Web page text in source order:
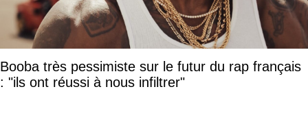
Booba très pessimiste sur le futur du rap français
: "ils ont réussi à nous infiltrer"